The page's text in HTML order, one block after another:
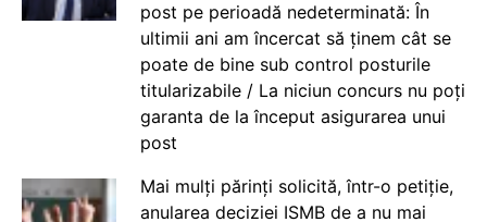
post pe perioadă nedeterminată: În
ultimii ani am încercat să ținem cât se
poate de bine sub control posturile
titularizabile / La niciun concurs nu poți
garanta de la început asigurarea unui
post
Mai mulți părinți solicită, într-o petiție,
anularea deciziei ISMB de a nu mai